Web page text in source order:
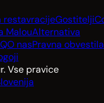
restavracijeGostitelji
MalouAlternativa
O nasPravna obvestila
Vse pravice